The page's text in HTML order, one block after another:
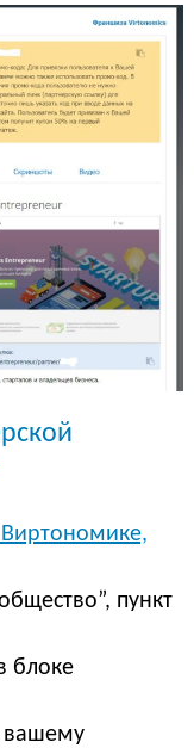
Виртономике,
пункт
блоке
вашему